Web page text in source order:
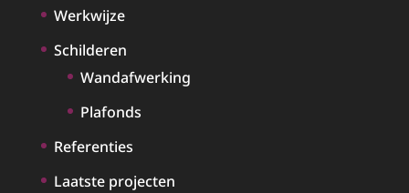
Werkwijze
Schilderen
Wandafwerking
Plafonds
Referenties
Laatste projecten